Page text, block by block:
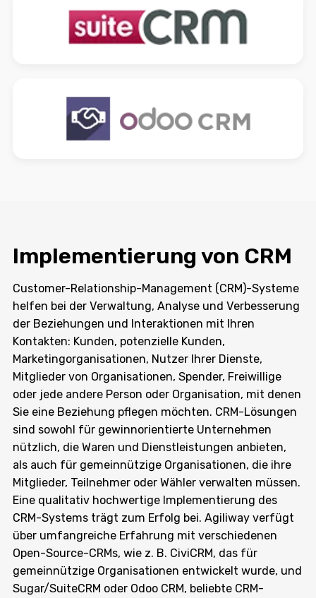
Implementierung von CRM
Customer-Relationship-Management (CRM)-Systeme
helfen bei der Verwaltung, Analyse und Verbesserung
der Beziehungen und Interaktionen mit Ihren
Kontakten: Kunden, potenzielle Kunden,
Marketingorganisationen, Nutzer Ihrer Dienste,
Mitglieder von Organisationen, Spender, Freiwillige
oder jede andere Person oder Organisation, mit denen
Sie eine Beziehung pflegen möchten. CRM-Lösungen
sind sowohl für gewinnorientierte Unternehmen
nützlich, die Waren und Dienstleistungen anbieten,
als auch für gemeinnützige Organisationen, die ihre
Mitglieder, Teilnehmer oder Wähler verwalten müssen.
Eine qualitativ hochwertige Implementierung des
CRM-Systems trägt zum Erfolg bei. Agiliway verfügt
über umfangreiche Erfahrung mit verschiedenen
Open-Source-CRMs, wie z. B. CiviCRM, das für
gemeinnützige Organisationen entwickelt wurde, und
Sugar/SuiteCRM oder Odoo CRM, beliebte CRM-